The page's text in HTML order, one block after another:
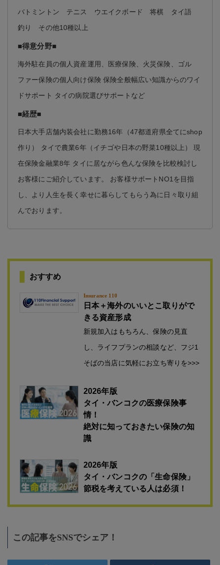
バトミントン テニス ウエイクボード 将棋 タイ語
釣り その他10種以上
■得意分野■
海外駐在員の個人資産運用、医療保険、火災保険、ゴル
ファー保険の個人向け保険 保険全般幅広い知識からのワイ
ドサポート タイの病院選びサポートなど
■経歴■
日本大手店舗内装会社に勤務16年（47都道府県全てにshop
作り） タイで農業6年（イチゴや日本の野菜10種以上） 現
在保険金融業8年 タイに居ながら色んな保険を比較検討し
お客様にご紹介しています。 お客様サポートNO1を目指
し、より人生を長く幸せに暮らしてもらう為に日々取り組
んでおります。
おすすめ
Insurance 110
日本＋海外のいいとこ取りがで
きる資産形成
新規加入はもちろん、保険の見直
し、ライフプランの相談など、フジ1
そばの当店に気軽にお立ち寄りを>>>
2026年版
タイ・バンコクの医療保険事
情！
絶対に知っておきたい保険の知
識
2026年版
タイ・バンコクの「生命保険」
節税を考えている人は必須！
この記事をSNSでシェア！